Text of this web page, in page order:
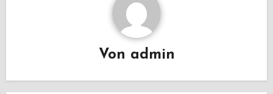
Von admin